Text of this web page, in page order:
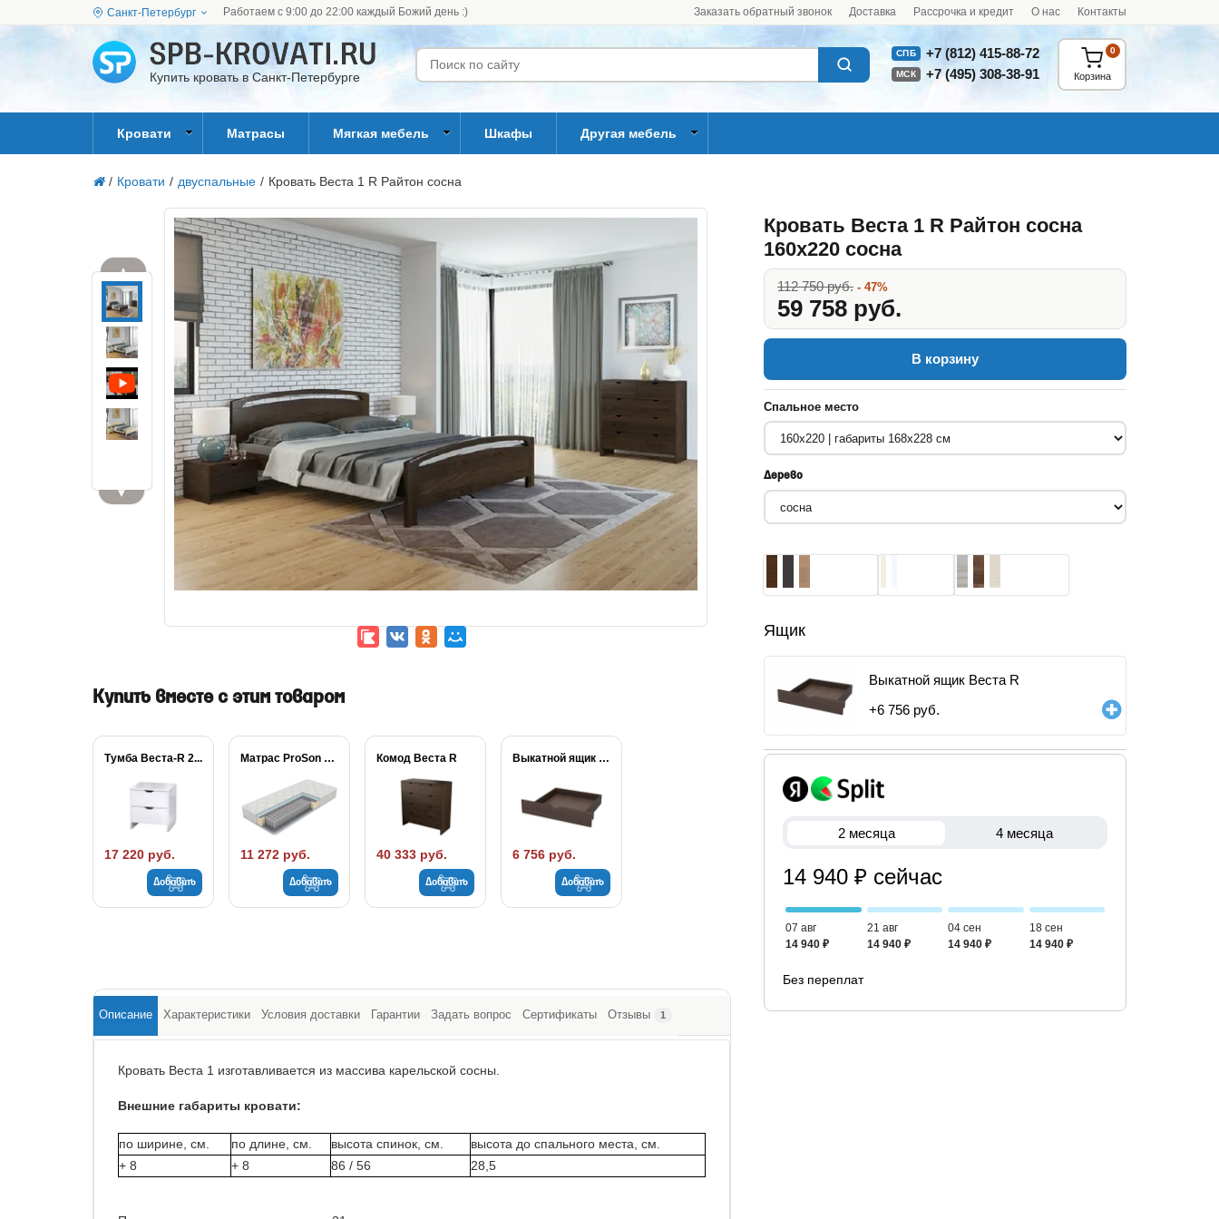
Санкт-Петербург Работаем с 9:00 до 22:00 каждый Божий день :) Заказать обратный звонок Доставка Рассрочка и кредит О нас Контакты
Купить кровать в Санкт-Петербурге
СПБ +7 (812) 415-88-72
МСК +7 (495) 308-38-91 Корзина
0
Кровати Матрасы Мягкая мебель Шкафы Другая мебель
/ Кровати / двуспальные / Кровать Веста 1 R Райтон сосна
▲
▼
Кровать Веста 1 R Райтон сосна
160x220 сосна
112 750 руб. - 47%
59 758 руб.
В корзину
Спальное место
Дерево
Ящик
Выкатной ящик Веста R
+6 756 руб.
2 месяца 4 месяца
14 940 ₽ сейчас
07 авг
14 940 ₽
21 авг
14 940 ₽
04 сен
14 940 ₽
18 сен
14 940 ₽
Без переплат
Купить вместе с этим товаром
Тумба Веста-R 2...
17 220 руб.
Добавить
Матрас ProSon Active...
11 272 руб.
Добавить
Комод Веста R
40 333 руб.
Добавить
Выкатной ящик Веста...
6 756 руб.
Добавить
Описание Характеристики Условия доставки Гарантии Задать вопрос Сертификаты Отзывы 1
Кровать Веста 1 изготавливается из массива карельской сосны.
Внешние габариты кровати:
по ширине, см. по длине, см. высота спинок, см.
высота до спального места, см.
+ 8
+ 8 86 / 56 28,5